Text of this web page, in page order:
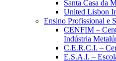
Santa Casa da
United Lisbon
Ensino Profissional e
CENFIM –
Indústria
C.E.R.C.I. –
E.S.A.I. –